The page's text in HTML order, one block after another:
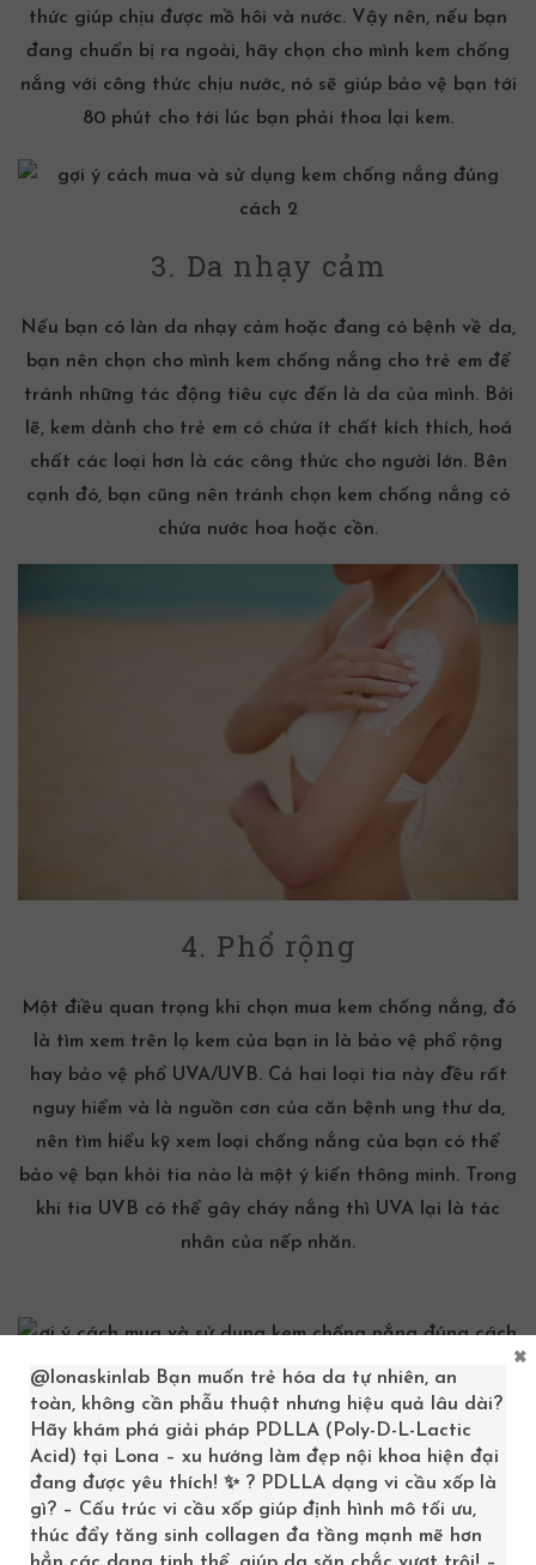
thức giúp chịu được mồ hôi và nước. Vậy nên, nếu bạn
đang chuẩn bị ra ngoài, hãy chọn cho mình kem chống
nắng với công thức chịu nước, nó sẽ giúp bảo vệ bạn tới
80 phút cho tới lúc bạn phải thoa lại kem.
3. Da nhạy cảm
Nếu bạn có làn da nhạy cảm hoặc đang có bệnh về da,
bạn nên chọn cho mình kem chống nắng cho trẻ em để
tránh những tác động tiêu cực đến là da của mình. Bởi
lẽ, kem dành cho trẻ em có chứa ít chất kích thích, hoá
chất các loại hơn là các công thức cho người lớn. Bên
cạnh đó, bạn cũng nên tránh chọn kem chống nắng có
chứa nước hoa hoặc cồn.
4. Phổ rộng
Một điều quan trọng khi chọn mua kem chống nắng, đó
là tìm xem trên lọ kem của bạn in là bảo vệ phổ rộng
hay bảo vệ phổ UVA/UVB. Cả hai loại tia này đều rất
nguy hiểm và là nguồn cơn của căn bệnh ung thư da,
nên tìm hiểu kỹ xem loại chống nắng của bạn có thể
bảo vệ bạn khỏi tia nào là một ý kiến thông minh. Trong
khi tia UVB có thể gây cháy nắng thì UVA lại là tác
nhân của nếp nhăn.
@lonaskinlab Bạn muốn trẻ hóa da tự nhiên, an
toàn, không cần phẫu thuật nhưng hiệu quả lâu dài?
Hãy khám phá giải pháp PDLLA (Poly-D-L-Lactic
Acid) tại Lona – xu hướng làm đẹp nội khoa hiện đại
đang được yêu thích! ✨ ? PDLLA dạng vi cầu xốp là
gì? – Cấu trúc vi cầu xốp giúp định hình mô tối ưu,
thúc đẩy tăng sinh collagen đa tầng mạnh mẽ hơn
×